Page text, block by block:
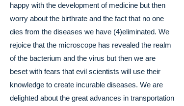
happy with the development of medicine but then
worry about the birthrate and the fact that no one
dies from the diseases we have (4)eliminated. We
rejoice that the microscope has revealed the realm
of the bacterium and the virus but then we are
beset with fears that evil scientists will use their
knowledge to create incurable diseases. We are
delighted about the great advances in transportation